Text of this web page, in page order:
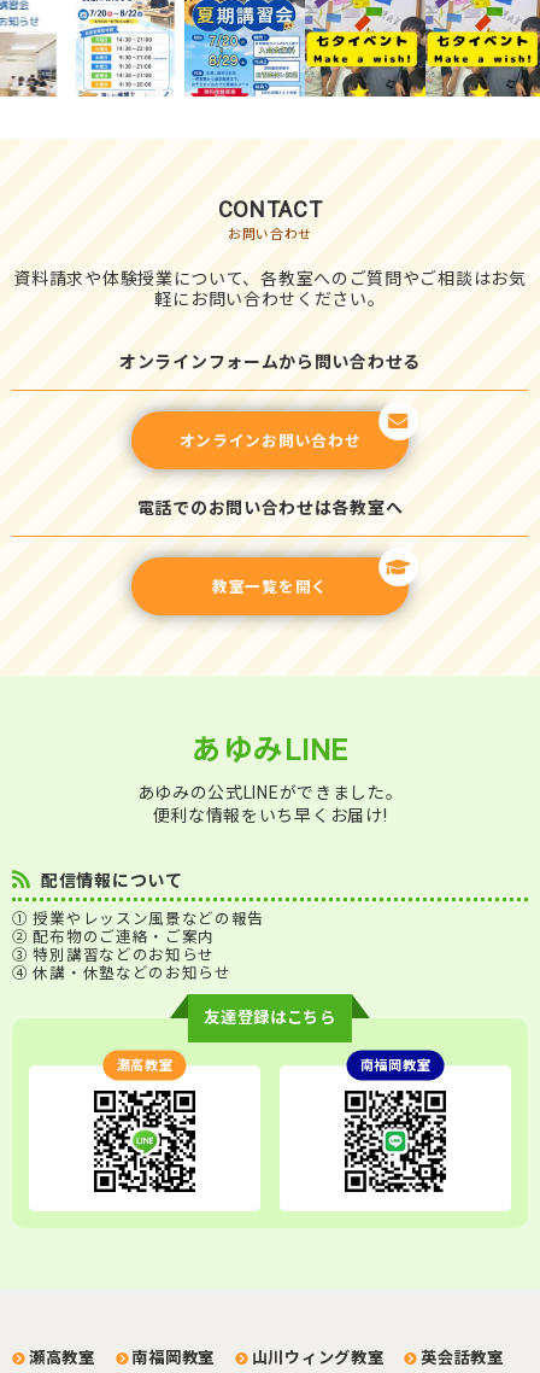
CONTACT
お問い合わせ
資料請求や体験授業について、各教室へのご質問やご相談はお気
軽にお問い合わせください。
オンラインフォームから問い合わせる
オンラインお問い合わせ
電話でのお問い合わせは各教室へ
教室一覧を開く
あゆみLINE
あゆみの公式LINEができました。
便利な情報をいち早くお届け!
配信情報について
① 授業やレッスン風景などの報告
② 配布物のご連絡・ご案内
③ 特別講習などのお知らせ
④ 休講・休塾などのお知らせ
友達登録はこちら
瀬高教室 南福岡教室
瀬高教室 南福岡教室 山川ウィング教室 英会話教室